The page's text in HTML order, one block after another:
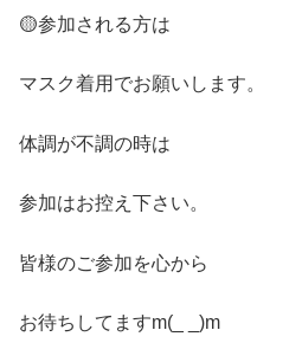
🟡参加される方は
マスク着用でお願いします。
体調が不調の時は
参加はお控え下さい。
皆様のご参加を心から
お待ちしてますm(_ _)m